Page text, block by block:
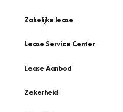
Zakelijke lease
Lease Service Center
Lease Aanbod
Zekerheid